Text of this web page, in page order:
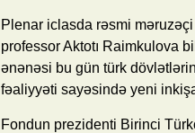
Plenar iclasda rəsmi
professor Aktotı Raimkulova
ənənəsi bu gün türk
fəaliyyəti sayəsində yeni
Fondun prezidenti Birinci